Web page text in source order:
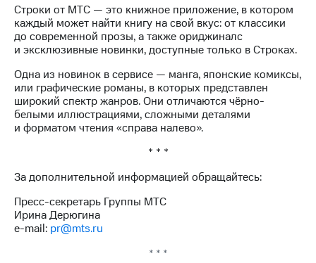
развитие
деловая этика
На главную
Строки от МТС — это книжное приложение, в котором
каждый может найти книгу на свой вкус: от классики
до современной прозы, а также ориджиналс
и эксклюзивные новинки, доступные только в Строках.
Одна из новинок в сервисе — манга, японские комиксы,
или графические романы, в которых представлен
широкий спектр жанров. Они отличаются чёрно-
белыми иллюстрациями, сложными деталями
и форматом чтения «справа налево».
* * *
За дополнительной информацией обращайтесь:
Пресс-секретарь Группы МТС
Ирина Дерюгина
e-mail: pr@mts.ru
* * *